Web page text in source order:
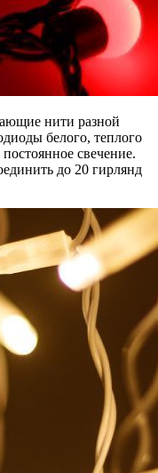
нити разной
белого, теплого
свечение.
до 20 гирлянд